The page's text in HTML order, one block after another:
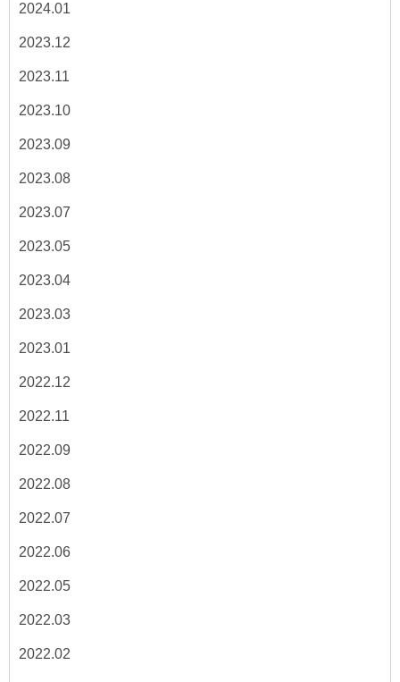
2024.01
2023.12
2023.11
2023.10
2023.09
2023.08
2023.07
2023.05
2023.04
2023.03
2023.01
2022.12
2022.11
2022.09
2022.08
2022.07
2022.06
2022.05
2022.03
2022.02